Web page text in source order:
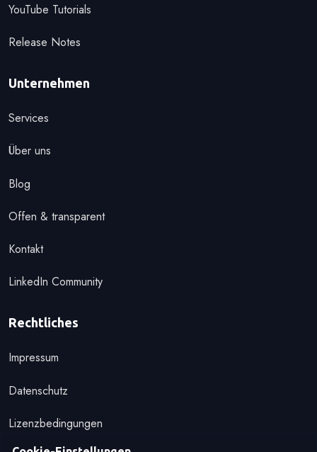
YouTube Tutorials
Release Notes
Unternehmen
Services
Über uns
Blog
Offen & transparent
Kontakt
LinkedIn Community
Rechtliches
Impressum
Datenschutz
Lizenzbedingungen